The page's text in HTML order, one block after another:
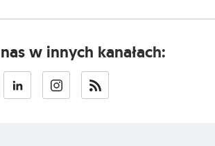
w innych kanałach: